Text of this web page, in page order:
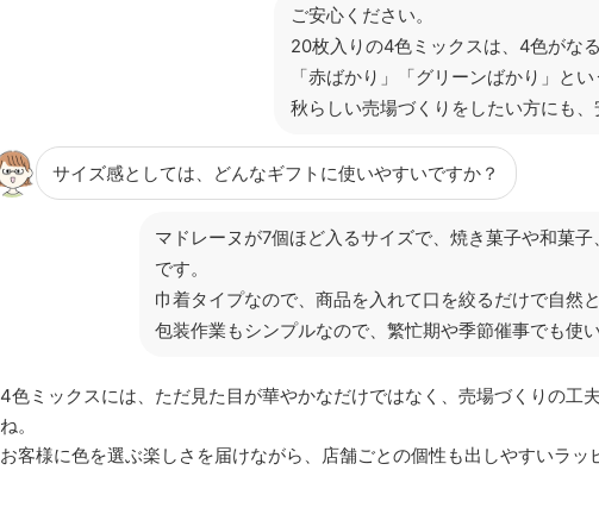
ご安心ください。
20枚入りの4色ミックスは、4色がな
「赤ばかり」「グリーンばかり」と
秋らしい売場づくりをしたい方にも、
サイズ感としては、どんなギフトに使いやすいですか？
マドレーヌが7個ほど入るサイズで、焼き菓子や和菓
です。
巾着タイプなので、商品を入れて口を絞るだけで自然
包装作業もシンプルなので、繁忙期や季節催事でも使
4色ミックスには、ただ見た目が華やかなだけではなく、売場づくりの工
ね。
お客様に色を選ぶ楽しさを届けながら、店舗ごとの個性も出しやすいラッ